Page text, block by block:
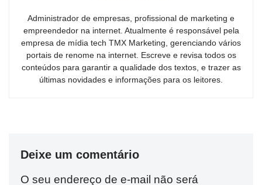
Administrador de empresas, profissional de marketing e
empreendedor na internet. Atualmente é responsável pela
empresa de mídia tech TMX Marketing, gerenciando vários
portais de renome na internet. Escreve e revisa todos os
conteúdos para garantir a qualidade dos textos, e trazer as
últimas novidades e informações para os leitores.
Deixe um comentário
O seu endereço de e-mail não será